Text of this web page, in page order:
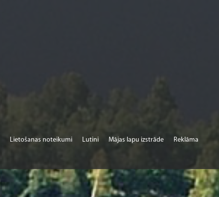
Lietošanas noteikumi Lutini Mājas lapu izstrāde Reklāma